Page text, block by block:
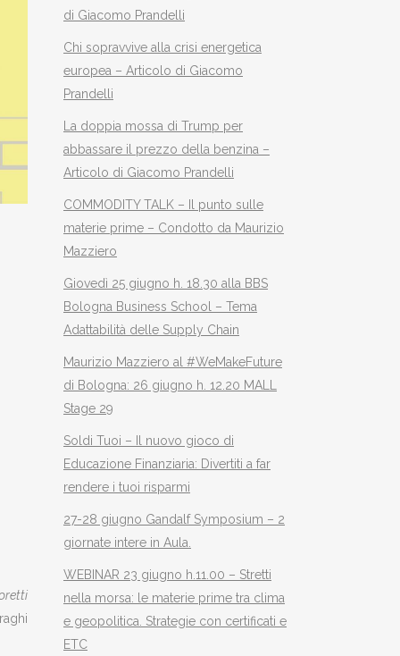
di Giacomo Prandelli
Chi sopravvive alla crisi energetica
europea – Articolo di Giacomo
Prandelli
La doppia mossa di Trump per
abbassare il prezzo della benzina –
Articolo di Giacomo Prandelli
COMMODITY TALK – Il punto sulle
materie prime – Condotto da Maurizio
Mazziero
Giovedì 25 giugno h. 18.30 alla BBS
Bologna Business School – Tema
Adattabilità delle Supply Chain
Maurizio Mazziero al #WeMakeFuture
di Bologna: 26 giugno h. 12.20 MALL
Stage 29
Soldi Tuoi – Il nuovo gioco di
Educazione Finanziaria: Divertiti a far
rendere i tuoi risparmi
27-28 giugno Gandalf Symposium – 2
giornate intere in Aula.
WEBINAR 23 giugno h.11.00 – Stretti
nella morsa: le materie prime tra clima
e geopolitica. Strategie con certificati e
ETC